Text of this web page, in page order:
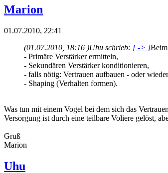
Marion
01.07.2010, 22:41
(01.07.2010, 18:16 )Uhu schrieb: [ -> ]
- Primäre Verstärker ermitteln,
- Sekundären Verstärker konditionieren,
- falls nötig: Vertrauen aufbauen - oder
- Shaping (Verhalten formen).
Was tun mit einem Vogel bei dem sich das
Versorgung ist durch eine teilbare Voliere gelöst,
Gruß
Marion
Uhu